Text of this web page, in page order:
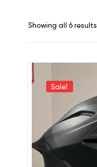
Showing all 6 results
Sale!